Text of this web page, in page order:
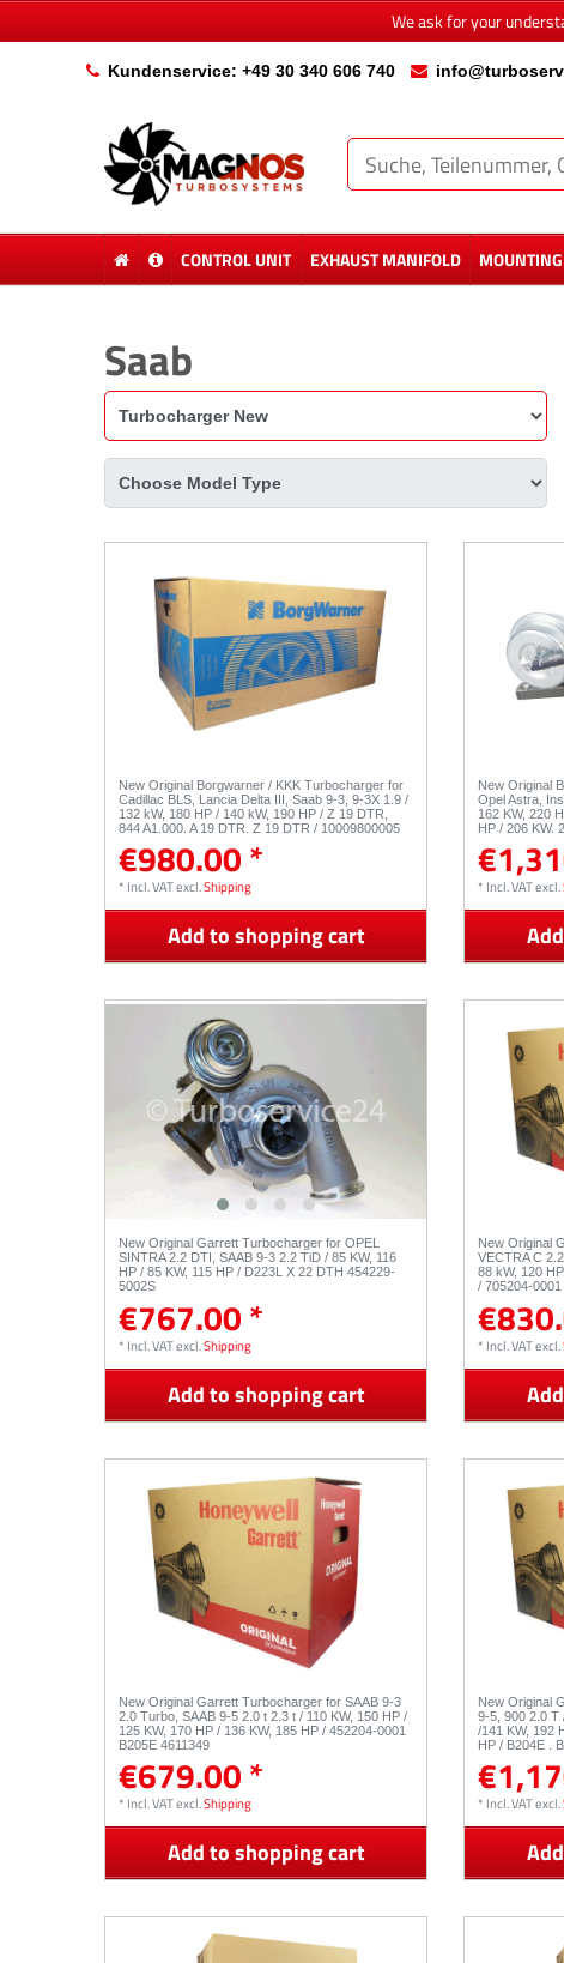
We ask for your
Kundenservice: +49 30 340 606 740
CONTROL UNIT EXHAUST MANIFOLD
Saab
New Original Borgwarner / KKK Turbocharger for
Cadillac BLS, Lancia Delta III, Saab 9-3, 9-3X 1.9 /
132 kW, 180 HP / 140 kW, 190 HP / Z 19 DTR,
844 A1.000, A 19 DTR, Z 19 DTR / 10009800005
€980.00 *
* Incl. VATexcl.Shipping
Add to shopping cart
New Original
Opel Astra,
162 KW, 220
HP / 206 KW,
* Incl. VATexcl.
New Original Garrett Turbocharger for OPEL
SINTRA 2.2 DTI, SAAB 9-3 2.2 TiD / 85 KW, 116
HP / 85 KW, 115 HP / D223L X 22 DTH 454229-
5002S
€767.00 *
* Incl. VATexcl.Shipping
Add to shopping cart
New Original
VECTRA C
88 kW, 120
/ 705204-
* Incl. VATexcl.
New Original Garrett Turbocharger for SAAB 9-3
2.0 Turbo, SAAB 9-5 2.0 t 2.3 t / 110 KW, 150 HP /
125 KW, 170 HP / 136 KW, 185 HP / 452204-0001
B205E 4611349
€679.00 *
* Incl. VATexcl.Shipping
Add to shopping cart
New Original
9-5, 900 2.0 T
/141 KW, 192
HP / B204E ,
* Incl. VATexcl.